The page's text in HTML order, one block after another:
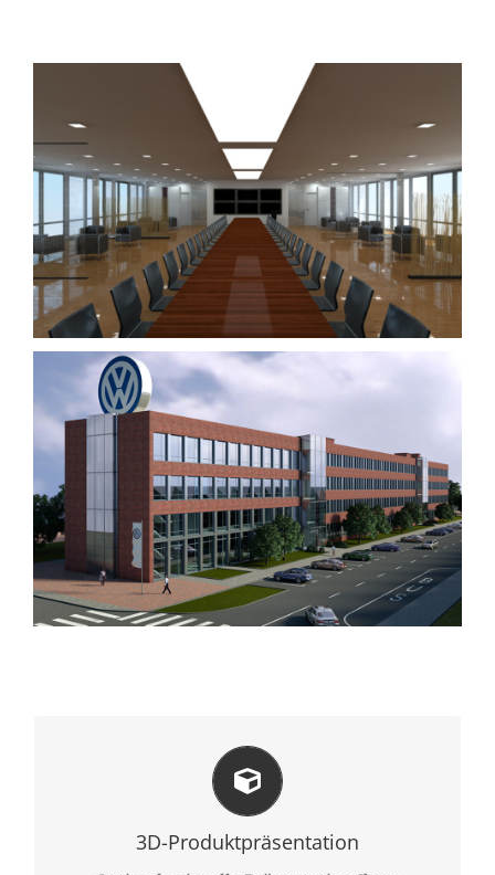
3D-Produktpräsentation
Optimieren Sie Ihren Vertrieb und bieten Sie
Ihren Kunden die wesentlichen Innovations-
und Wettbewerbsvorteile. Nutzen Sie Die